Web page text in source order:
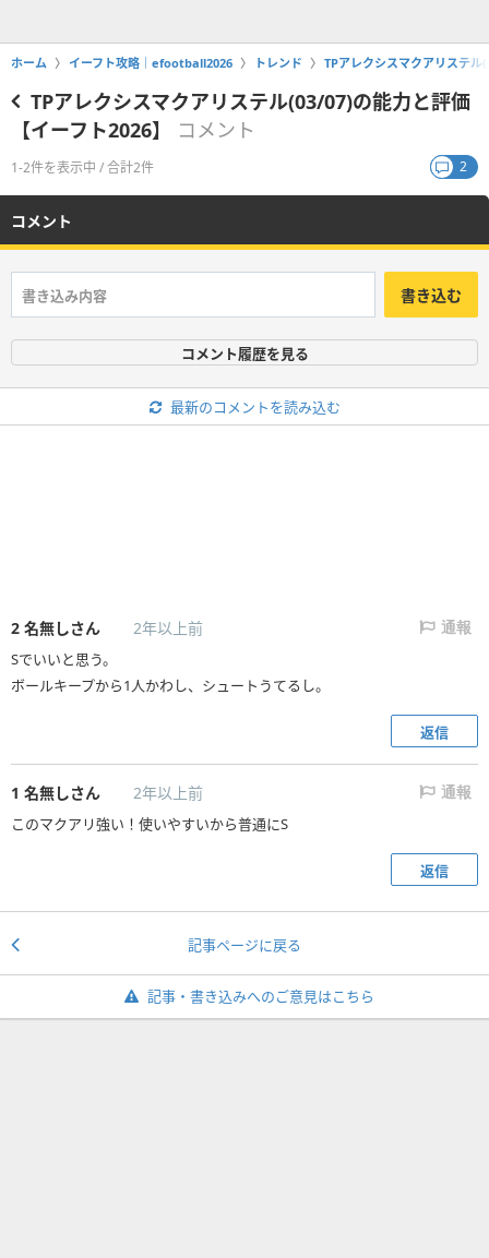
ホーム イーフト攻略｜efootball2026 トレンド TPアレクシスマクアリステ
TPアレクシスマクアリステル(03/07)の能力と評価
【イーフト2026】
コメント
1-2件を表示中 / 合計2件 2
コメント
書き込む
コメント履歴を見る
最新のコメントを読み込む
2 名無しさん 2年以上前 通報
Sでいいと思う。
ボールキープから1人かわし、シュートうてるし。
返信
1 名無しさん 2年以上前 通報
このマクアリ強い！使いやすいから普通にS
返信
記事ページに戻る
記事・書き込みへのご意見はこちら